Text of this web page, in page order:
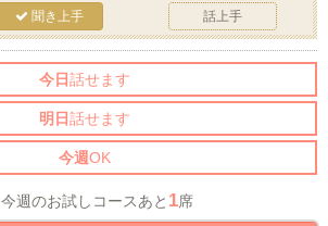
聞き上手 話上手
今日話せます
明日話せます
今週OK
今週のお試しコースあと 1席